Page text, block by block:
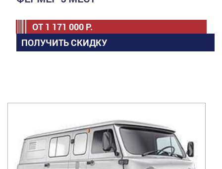
ОТ 1 171 000 Р.
ПОЛУЧИТЬ СКИДКУ